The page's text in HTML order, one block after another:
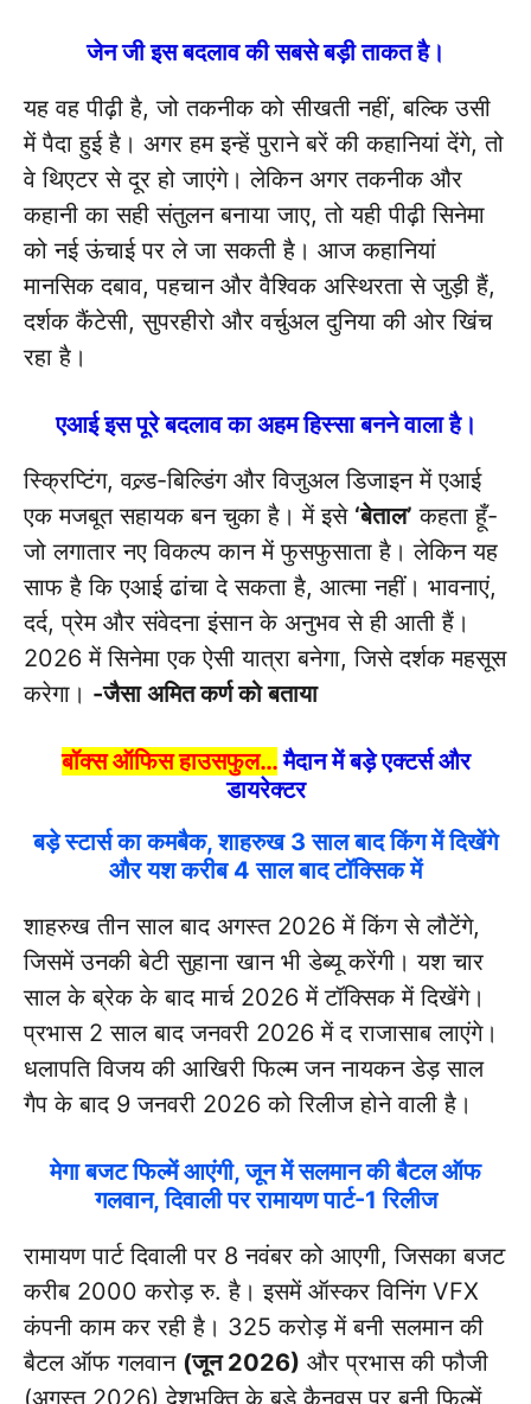
जेन जी इस बदलाव की सबसे बड़ी ताकत है।
यह वह पीढ़ी है, जो तकनीक को सीखती नहीं, बल्कि उसी
में पैदा हुई है। अगर हम इन्हें पुराने बरें की कहानियां देंगे, तो
वे थिएटर से दूर हो जाएंगे। लेकिन अगर तकनीक और
कहानी का सही संतुलन बनाया जाए, तो यही पीढ़ी सिनेमा
को नई ऊंचाई पर ले जा सकती है। आज कहानियां
मानसिक दबाव, पहचान और वैश्विक अस्थिरता से जुड़ी हैं,
दर्शक कैंटेसी, सुपरहीरो और वर्चुअल दुनिया की ओर खिंच
रहा है।
एआई इस पूरे बदलाव का अहम हिस्सा बनने वाला है।
स्क्रिप्टिंग, वल्र्ड-बिल्डिंग और विजुअल डिजाइन में एआई
एक मजबूत सहायक बन चुका है। में इसे ‘बेताल’ कहता हूँ-
जो लगातार नए विकल्प कान में फुसफुसाता है। लेकिन यह
साफ है कि एआई ढांचा दे सकता है, आत्मा नहीं। भावनाएं,
दर्द, प्रेम और संवेदना इंसान के अनुभव से ही आती हैं।
2026 में सिनेमा एक ऐसी यात्रा बनेगा, जिसे दर्शक महसूस
करेगा। -जैसा अमित कर्ण को बताया
बॉक्स ऑफिस हाउसफुल…मैदान में बड़े एक्टर्स और
डायरेक्टर
बड़े स्टार्स का कमबैक, शाहरुख 3 साल बाद किंग में दिखेंगे
और यश करीब 4 साल बाद टॉक्सिक में
शाहरुख तीन साल बाद अगस्त 2026 में किंग से लौटेंगे,
जिसमें उनकी बेटी सुहाना खान भी डेब्यू करेंगी। यश चार
साल के ब्रेक के बाद मार्च 2026 में टॉक्सिक में दिखेंगे।
प्रभास 2 साल बाद जनवरी 2026 में द राजासाब लाएंगे।
धलापति विजय की आखिरी फिल्म जन नायकन डेड़ साल
गैप के बाद 9 जनवरी 2026 को रिलीज होने वाली है।
मेगा बजट फिल्में आएंगी, जून में सलमान की बैटल ऑफ
गलवान, दिवाली पर रामायण पार्ट-1 रिलीज
रामायण पार्ट दिवाली पर 8 नवंबर को आएगी, जिसका बजट
करीब 2000 करोड़ रु. है। इसमें ऑस्कर विनिंग VFX
कंपनी काम कर रही है। 325 करोड़ में बनी सलमान की
बैटल ऑफ गलवान (जून 2026) और प्रभास की फौजी
(अगस्त 2026) देशभक्ति के बड़े कैनवस पर बनी फिल्में